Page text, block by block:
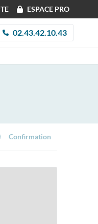
ESPACE PRO
02.43.42.10.43
Confirmation